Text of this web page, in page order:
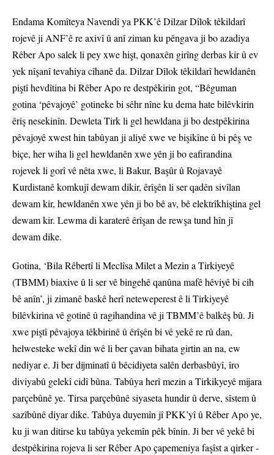
Endama Komîteya Navendî ya PKK’ê Dilzar Dîlok têkildarî
rojevê ji ANF’ê re axivî û anî ziman ku pêngava ji bo azadiya
Rêber Apo salek li pey xwe hişt, qonaxên girîng derbas kir û ev
yek nîşanî tevahiya cîhanê da. Dilzar Dîlok têkildarî hewldanên
piştî hevdîtina bi Rêber Apo re destpêkirin got, “Bêguman
gotina ‘pêvajoyê’ gotineke bi sêhr nîne ku dema hate bilêvkirin
êriş nesekinîn. Dewleta Tirk li gel hewldana ji bo destpêkirina
pêvajoyê xwest hin tabûyan ji aliyê xwe ve bişikîne û bi pêş ve
biçe, her wiha li gel hewldanên xwe yên ji bo eafirandina
rojevek li gorî vê nêta xwe, li Bakur, Başûr û Rojavayê
Kurdistanê komkujî dewam dikir, êrîşên li ser qadên sivîlan
dewam kir, hewldanên xwe yên ji bo bê av, bê elektrîkhiştina gel
dewam kir. Lewma di karaterê êrîşan de rewşa tund hîn jî
dewam dike.
Gotina, ‘Bila Rêbertî li Meclîsa Milet a Mezin a Tirkiyeyê
(TBMM) biaxive û li ser vê bingehê qanûna mafê hêviyê bi cih
bê anîn’, ji zimanê baskê herî neteweperest ê li Tirkiyeyê
bilêvkirina vê gotinê û ragihandina vê ji TBMM’ê balkêş bû. Ji
xwe piştî pêvajoya têkbirinê û êrîşên bi vê yekê re rû dan,
helwesteke wekî din wê li ber çavan bihata girtin an na, ew
nediyar e. Ji ber dijminatî û bêcidiyeta salên derbasbûyî, îro
diviyabû gelekî cidî bûna. Tabûya herî mezin a Tirkikyeyê mijara
parçebûnê ye. Tirsa parçebûnê siyaseta hundir û derve, sîstem û
sazîbûnê diyar dike. Tabûya duyemîn jî PKK’yî û Rêber Apo ye,
ku ji wan ditirse ku tabûya yekemîn pêk bînin. Ji ber vê yekê bi
destpêkirina rojeva li ser Rêber Apo çapemeniya faşîst a qirker -